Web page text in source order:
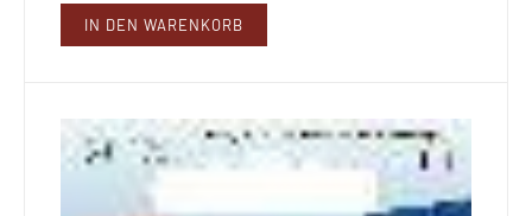
IN DEN WARENKORB